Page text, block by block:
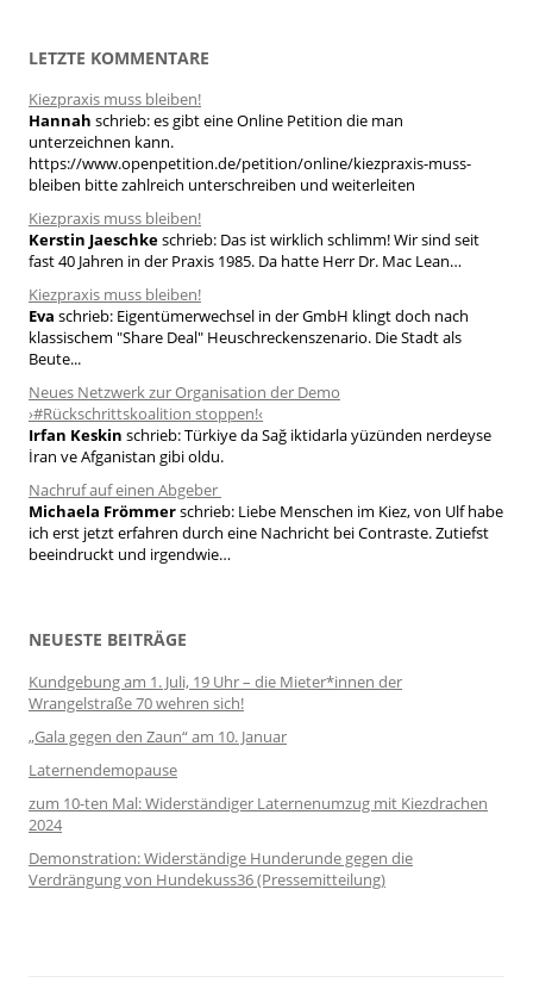
n
n
a
c
h
:
LETZTE KOMMENTARE
Kiezpraxis muss bleiben!
Hannah schrieb:es gibt eine Online Petition die man
unterzeichnen kann.
https://www.openpetition.de/petition/online/kiezpraxis-muss-
bleiben bitte zahlreich unterschreiben und weiterleiten
Kiezpraxis muss bleiben!
Kerstin Jaeschkeschrieb: Das ist wirklich schlimm! Wir sind seit
fast 40 Jahren in der Praxis 1985. Da hatte Herr Dr. Mac Lean…
Kiezpraxis muss bleiben!
Eva schrieb: Eigentümerwechsel in der GmbH klingt doch nach
klassischem "Share Deal" Heuschreckenszenario. Die Stadt als
Beute...
Neues Netzwerk zur Organisation der Demo
›#Rückschrittskoalition stoppen!‹
Irfan Keskin schrieb:Türkiye da Sağ iktidarla yüzünden nerdeyse
İran ve Afganistan gibi oldu.
Nachruf auf einen Abgeber
Michaela Frömmerschrieb: Liebe Menschen im Kiez, von Ulf habe
ich erst jetzt erfahren durch eine Nachricht bei Contraste. Zutiefst
beeindruckt und irgendwie…
NEUESTE BEITRÄGE
Kundgebung am 1. Juli, 19 Uhr – die Mieter*innen der
Wrangelstraße 70 wehren sich!
„Gala gegen den Zaun“ am 10. Januar
Laternendemopause
zum 10-ten Mal: Widerständiger Laternenumzug mit Kiezdrachen
2024
Demonstration: Widerständige Hunderunde gegen die
Verdrängung von Hundekuss36 (Pressemitteilung)